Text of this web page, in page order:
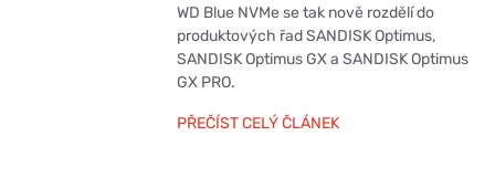
WD Blue NVMe se tak nově rozdělí do
produktových řad SANDISK Optimus,
SANDISK Optimus GX a SANDISK Optimus
GX PRO.
PŘEČÍST CELÝ ČLÁNEK